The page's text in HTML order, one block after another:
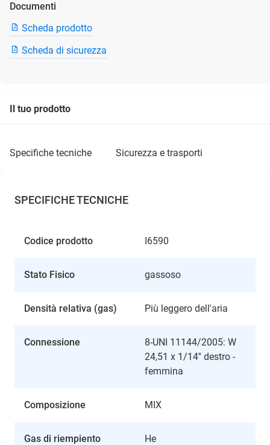
Documenti
Scheda prodotto
Scheda di sicurezza
Il tuo prodotto
specifiche tecniche sicurezza e trasporti
SPECIFICHE TECNICHE
Codice prodotto I6590
Stato Fisico gassoso
Densità relativa (gas) Più leggero dell'aria
Connessione
8-UNI 11144/2005: W
24,51 x 1/14'' destro -
femmina
Composizione MIX
Gas di riempiento
He